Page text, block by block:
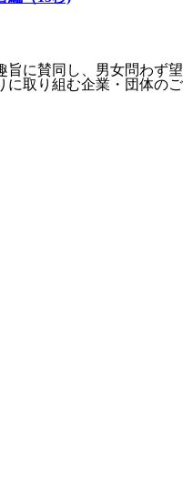
旨に賛同し、男女問わず望
に取り組む企業・団体のご